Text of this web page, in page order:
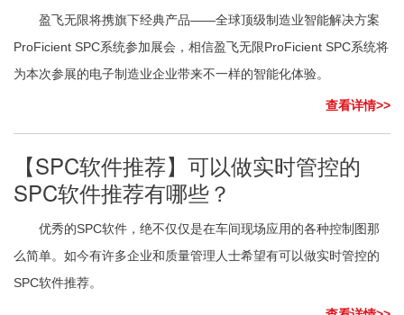
盈飞无限将携旗下经典产品——全球顶级制造业智能解决方案
ProFicient SPC系统参加展会，相信盈飞无限ProFicient SPC系统将
为本次参展的电子制造业企业带来不一样的智能化体验。
查看详情>>
【SPC软件推荐】可以做实时管控的
SPC软件推荐有哪些？
优秀的SPC软件，绝不仅仅是在车间现场应用的各种控制图那
么简单。如今有许多企业和质量管理人士希望有可以做实时管控的
SPC软件推荐。